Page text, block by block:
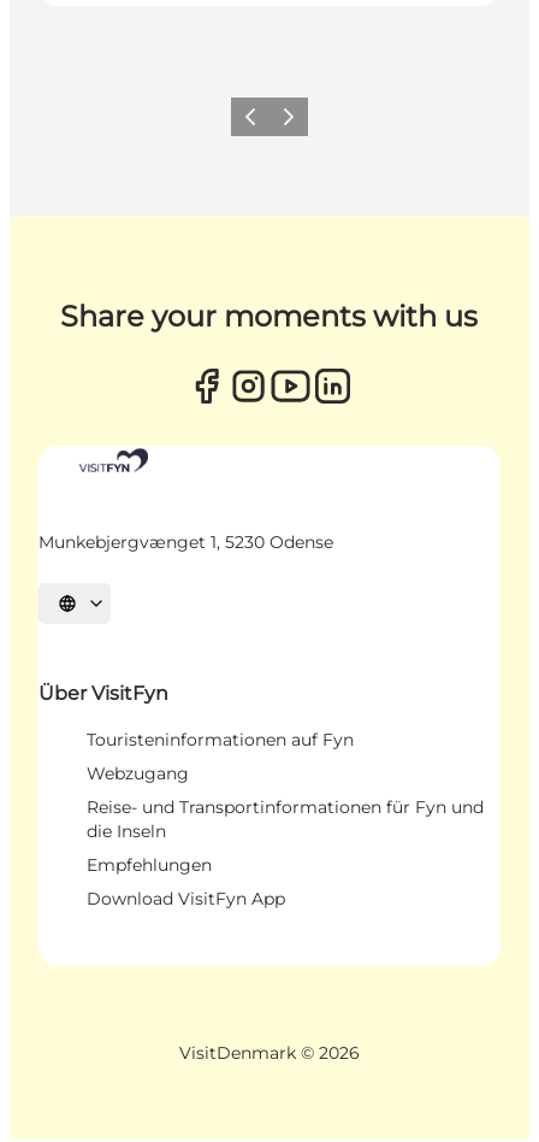
ZurückWeiter
Share your moments with us
Munkebjergvænget 1, 5230 Odense
Sprache auswählen
Über VisitFyn
Touristeninformationen auf Fyn
Webzugang
Reise- und Transportinformationen für Fyn und
die Inseln
Empfehlungen
Download VisitFyn App
VisitDenmark © 2026